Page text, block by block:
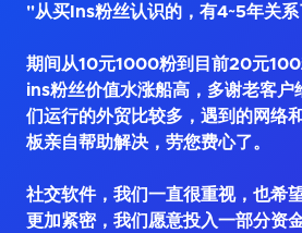
"从买Ins粉丝认识的，有4~5年关系
期间从10元1000粉到目前20元100
ins粉丝价值水涨船高，多谢老客户
们运行的外贸比较多，遇到的网络
板亲自帮助解决，劳您费心了。
社交软件，我们一直很重视，也希
更加紧密，我们愿意投入一部分资